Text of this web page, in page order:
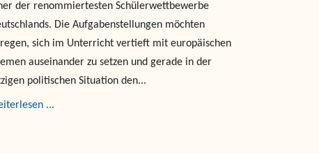
der renommiertesten Schülerwettbewerbe
Die Aufgabenstellungen möchten
sich im Unterricht vertieft mit europäischen
auseinander zu setzen und gerade in der
politischen Situation den...
...